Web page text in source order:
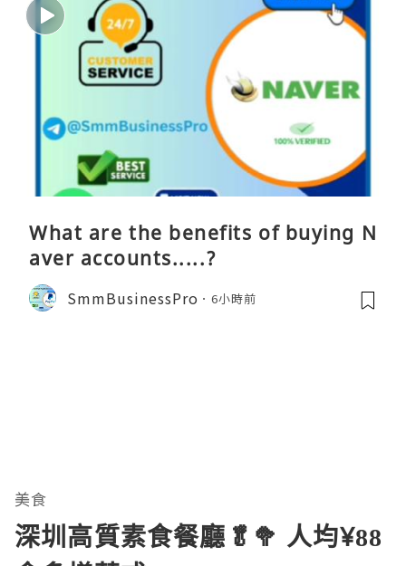
What are the benefits of buying N
aver accounts.....?
SmmBusinessPro 6小時前
美食
深圳高質素食餐廳🥬🥦 人均¥88